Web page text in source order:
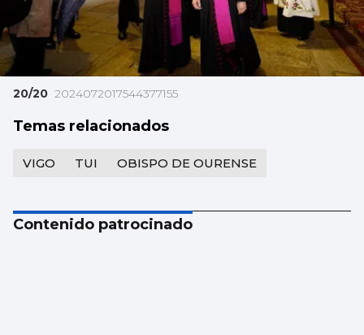
20/20 2024072017544377155
Temas relacionados
VIGO TUI OBISPO DE OURENSE
Contenido patrocinado